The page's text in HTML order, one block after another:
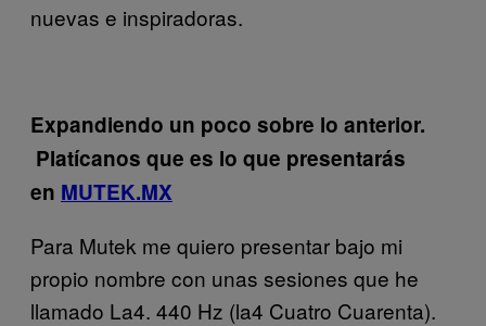
nuevas e inspiradoras.
Expandiendo un poco sobre lo anterior.
Platícanos que es lo que presentarás
en MUTEK.MX
Para Mutek me quiero presentar bajo mi
propio nombre con unas sesiones que he
llamado La4. 440 Hz (la4 Cuatro Cuarenta).